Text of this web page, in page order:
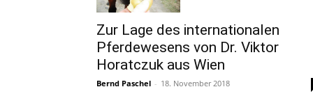
Zur Lage des internationalen
Pferdewesens von Dr. Viktor
Horatczuk aus Wien
Bernd Paschel - 18. November 2018